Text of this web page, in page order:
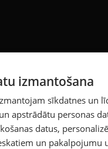
izmantošana
sīkdatnes un
apstrādātu personas
datus,
un pakalpojumu